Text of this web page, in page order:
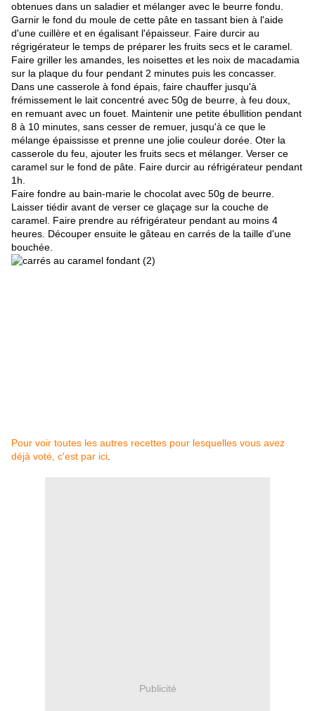
obtenues dans un saladier et mélanger avec le beurre fondu.
Garnir le fond du moule de cette pâte en tassant bien à l'aide
d'une cuillère et en égalisant l'épaisseur. Faire durcir au
régrigérateur le temps de préparer les fruits secs et le caramel.
Faire griller les amandes, les noisettes et les noix de macadamia
sur la plaque du four pendant 2 minutes puis les concasser.
Dans une casserole à fond épais, faire chauffer jusqu'à
frémissement le lait concentré avec 50g de beurre, à feu doux,
en remuant avec un fouet. Maintenir une petite ébullition pendant
8 à 10 minutes, sans cesser de remuer, jusqu'à ce que le
mélange épaississe et prenne une jolie couleur dorée. Oter la
casserole du feu, ajouter les fruits secs et mélanger. Verser ce
caramel sur le fond de pâte. Faire durcir au réfrigérateur pendant
1h.
Faire fondre au bain-marie le chocolat avec 50g de beurre.
Laisser tiédir avant de verser ce glaçage sur la couche de
caramel. Faire prendre au réfrigérateur pendant au moins 4
heures. Découper ensuite le gâteau en carrés de la taille d'une
bouchée.
Pour voir toutes les autres recettes pour lesquelles vous avez
déjà voté, c'est par ici
Publicité